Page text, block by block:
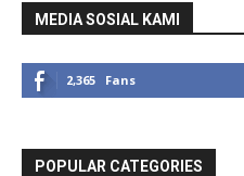
MEDIA SOSIAL KAMI
2,365 Fans
POPULAR CATEGORIES